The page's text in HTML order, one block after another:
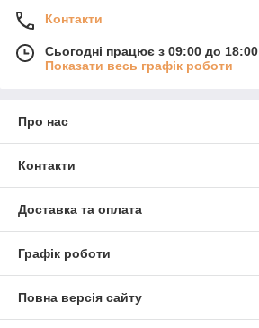
Контакти
Сьогодні працює з 09:00 до 18:00
Показати весь графік роботи
Про нас
Контакти
Доставка та оплата
Графік роботи
Повна версія сайту